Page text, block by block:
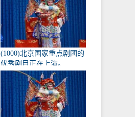
(1000)北京国家重点剧团的
优秀剧目正在上演。